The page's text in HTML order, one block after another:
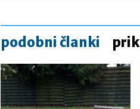
podobni članki